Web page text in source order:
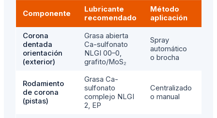
Componente
Lubricante
recomendado
Método
aplicación
Corona
dentada
orientación
(exterior)
Grasa abierta
Ca-sulfonato
NLGI 00–0,
grafito/MoS₂
Spray
automático
o brocha
Rodamiento
de corona
(pistas)
Grasa Ca-
sulfonato
complejo NLGI
2, EP
Centralizado
o manual